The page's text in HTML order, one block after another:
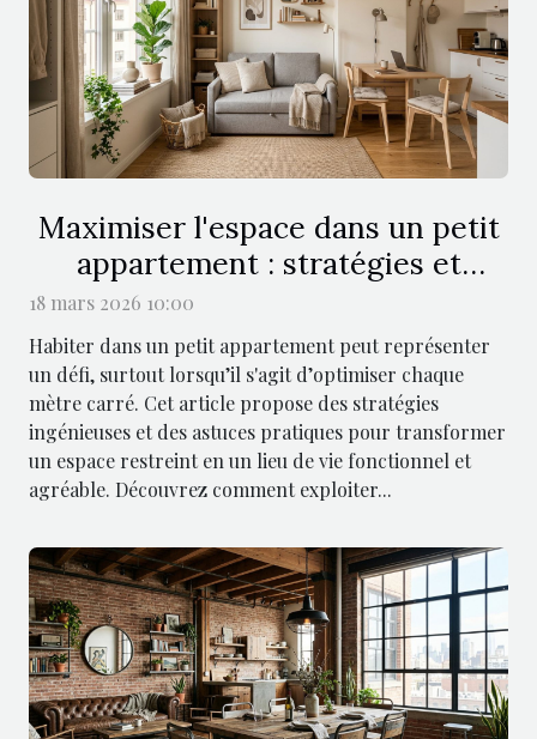
Maximiser l'espace dans un petit
appartement : stratégies et
18 mars 2026 10:00
Habiter dans un petit appartement peut représenter
un défi, surtout lorsqu’il s'agit d’optimiser chaque
mètre carré. Cet article propose des stratégies
ingénieuses et des astuces pratiques pour transformer
un espace restreint en un lieu de vie fonctionnel et
agréable. Découvrez comment exploiter...